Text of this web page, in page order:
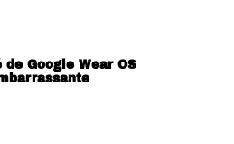
Google Wear OS